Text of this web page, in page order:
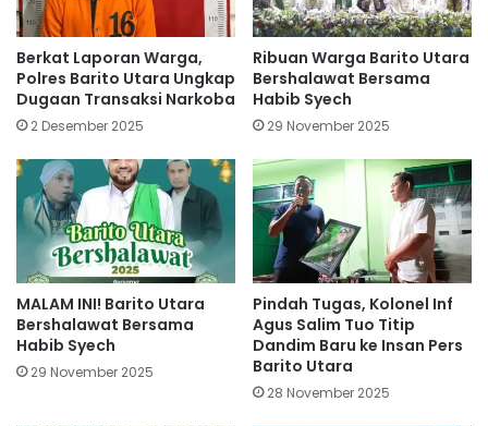
Berkat Laporan Warga,
Polres Barito Utara Ungkap
Dugaan Transaksi Narkoba
2 Desember 2025
Ribuan Warga Barito Utara
Bershalawat Bersama
Habib Syech
29 November 2025
MALAM INI! Barito Utara
Bershalawat Bersama
Habib Syech
29 November 2025
Pindah Tugas, Kolonel Inf
Agus Salim Tuo Titip
Dandim Baru ke Insan Pers
Barito Utara
28 November 2025